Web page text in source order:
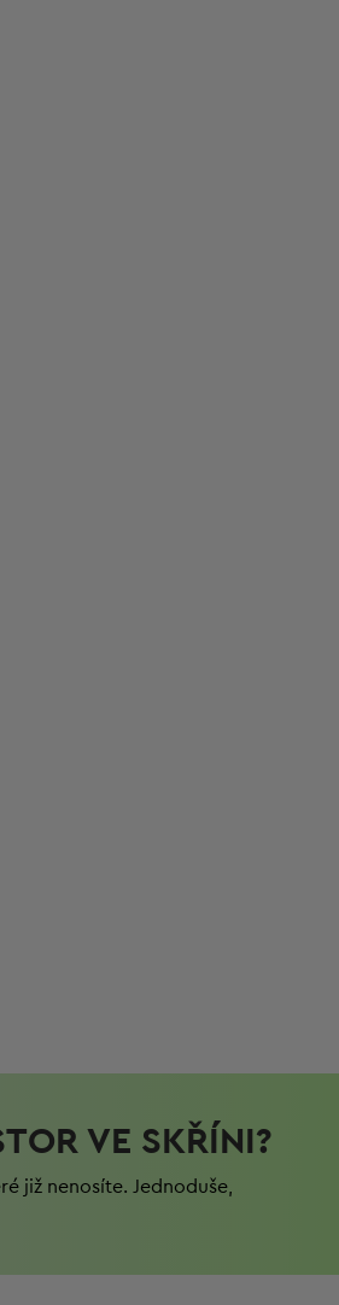
VE SKŘÍNI?
již nenosíte. Jednoduše,